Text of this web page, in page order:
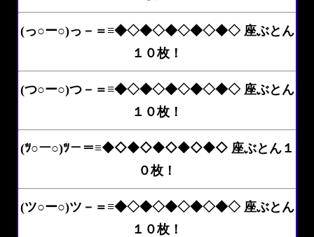
(っ○ー○)っ－＝≡◆◇◆◇◆◇◆◇◆◇ 座ぶとん
１０枚！
(つ○ー○)つ－＝≡◆◇◆◇◆◇◆◇◆◇ 座ぶとん
１０枚！
(ﾂ○ー○)ﾂ－＝≡◆◇◆◇◆◇◆◇◆◇ 座ぶとん１
０枚！
(ツ○ー○)ツ－＝≡◆◇◆◇◆◇◆◇◆◇ 座ぶとん
１０枚！